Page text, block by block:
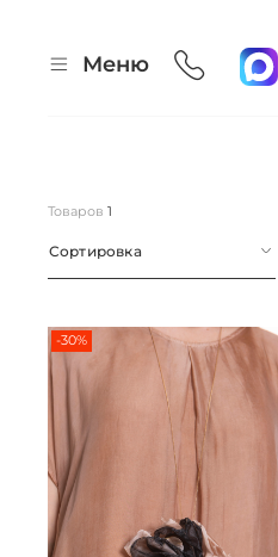
Меню
Товаров 1
Сортировка
-30%